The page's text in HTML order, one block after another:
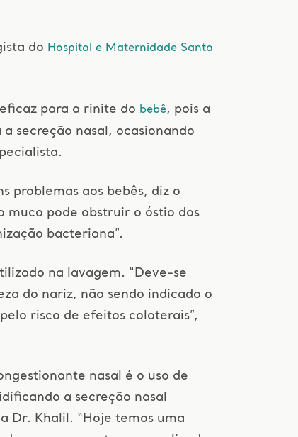
do Hospital e Maternidade Santa
para a rinite do bebê, pois a
secreção nasal, ocasionando
problemas aos bebês, diz o
muco pode obstruir o óstio dos
bacteriana”.
na lavagem. “Deve-se
do nariz, não sendo indicado o
risco de efeitos colaterais”,
nasal é o uso de
a secreção nasal
Dr. Khalil. “Hoje temos uma